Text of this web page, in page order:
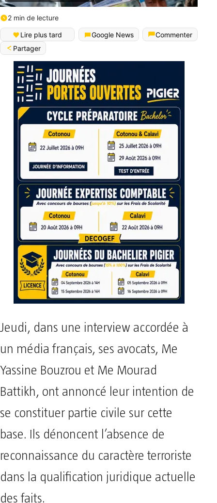
2 min de lecture
Lire plus tard Google News
Commenter
Partager
Jeudi, dans une interview accordée à
un média français, ses avocats, Me
Yassine Bouzrou et Me Mourad
Battikh, ont annoncé leur intention de
se constituer partie civile sur cette
base. Ils dénoncent l’absence de
reconnaissance du caractère terroriste
dans la qualification juridique actuelle
des faits.